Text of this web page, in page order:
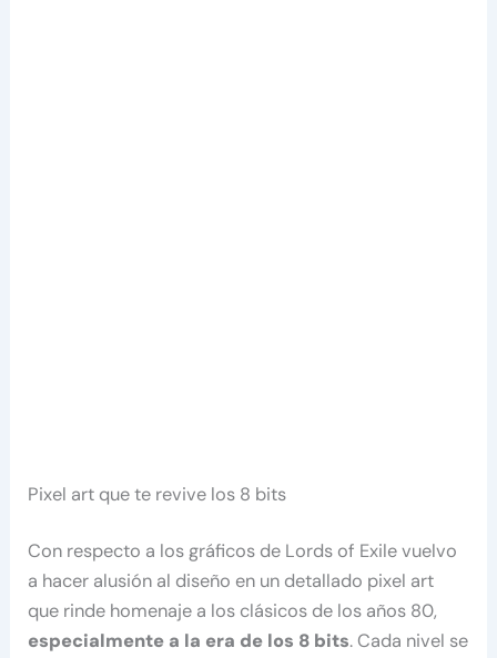
Pixel art que te revive los 8 bits
Con respecto a los gráficos de Lords of Exile vuelvo
a hacer alusión al diseño en un detallado pixel art
que rinde homenaje a los clásicos de los años 80,
especialmente a la era de los 8 bits. Cada nivel se